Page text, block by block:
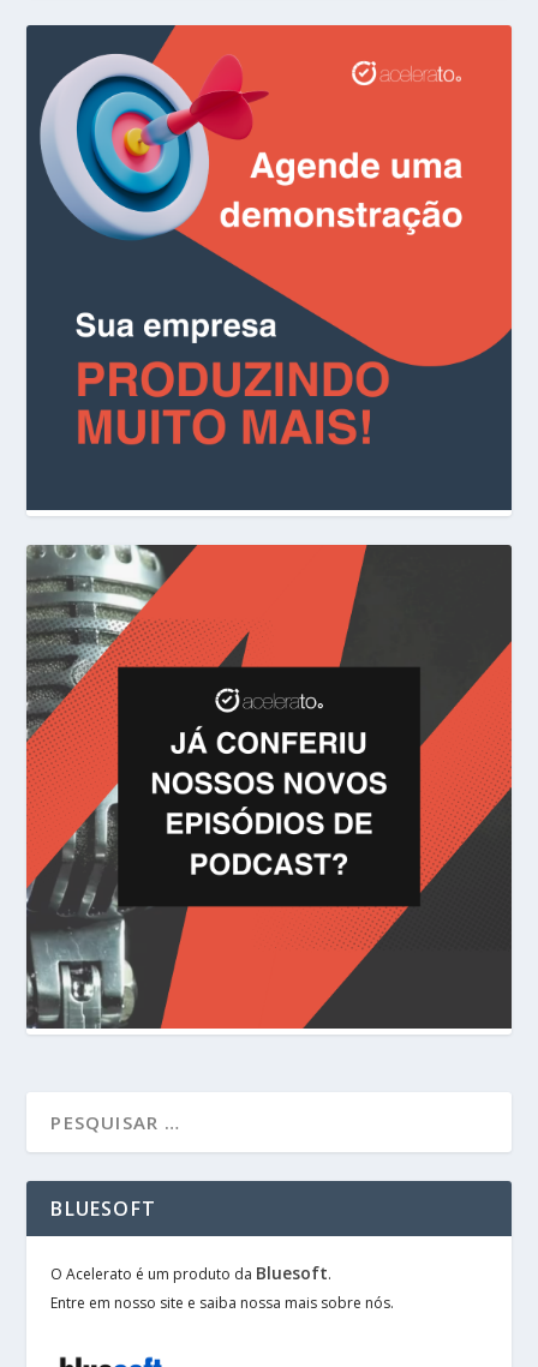
BLUESOFT
O Acelerato é um produto da Bluesoft.
Entre em nosso site e saiba nossa mais sobre nós.